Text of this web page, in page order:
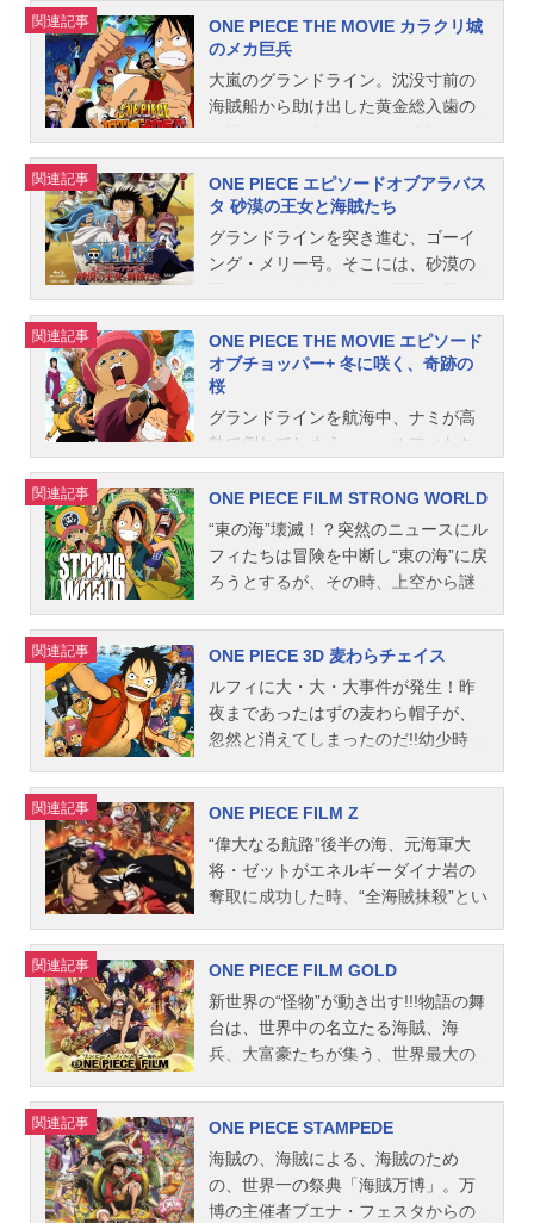
イン・作画監督：井上栄作美術監
督：芳野満雄製作担当：本間修アニ
メーション制作：東映アニメーショ
ン主題歌「Bel...
愛カラスケ：藤田淑子ハゲオウム：
青野武バトラー伯爵：江原正士ヘビ
ー総裁：関智一ホットドッグ将軍：
郷里大輔スタッフ原作：尾田栄一郎
載）監督：志水淳児企画：清水慎治
脚本：橋本裕志音楽：田中公平キャ
ラクターデザイン・作画監督：小泉
昇美術監督：吉池隆司 佐南...
ETHEMOVIEデッドエンドの冒険放
送形態劇場版アニメシリーズONEPIE
CEスケジュール2003年3月1日（土）
キャストモンキー・D・ルフィ：田中
ミ：岡村明美ウソップ：山口勝平サ
ンジ：平田広明トニートニー・チョ
ッパー：大谷育江ニコ・ロビン：山
口由里子シャンクス：池田秀一シュ
ライヤ：宮本充ビエラ：永井一郎ニ
石田太郎アナグマ：酒井美紀スタッ
フ原作：尾田栄一郎（集英社週刊
『少年ジャンプ』連載）監督：宇田
鋼之介企画：清水慎治脚本：菅良幸
音楽：田中公平 浜口史郎キャラク
伝説とは？ゾロが奪っていった宝玉
の力とは？そしてサガとゾロの関係
は？ 百年に一度訪れるという赤い
満月の夜、すべてが分かる!!!作品名O
版アニメシリーズONEPIECEスケジ
ュール2004年3月6日（土）キャスト
モンキー・D・ルフィ：田中真弓ロロ
ノア・ゾロ：中井和哉ロロノア・ゾ
ロ（幼少期）：浦和めぐみナミ：岡
平田広明トニートニー・チョッパ
ー：大谷育江ニコ・ロビン：山口由
里子トウマ：内博貴（NEWS）サ
ガ：中村獅童イザヤ：久本雅美スタ
ッフ原作：尾田栄一郎（集英社週刊
内和久企画：清水慎治脚本：菅良幸
音楽：田中公平 浜口史郎キャタク
ターデザイン・作画監督：小泉昇美
術監督：吉池隆司色彩設計：塚田劭
製作...
肩から花を咲かせたオマツリ男爵が
登場して、ルフィに言った。「秘密
の宝物をやろう。ただし、地獄の試
練を乗り越えられたらな！」この言
練--それは金魚すくいに輪投げに射的
といったお祭り気分満載の試練ばか
り。やがて男爵のクセモノ部下たち
にクルーが次々と消されてい
き・・・その先にある秘密の宝物と
く!!!作品名ONEPIECETHEMOVIEオ
マツリ男爵と秘密の島放送形態劇場
版アニメシリーズONEPIECEスケジ
ュール2005年3月5日（土）キャスト
モンキー・D・ルフィ：田中真弓ロロ
美ウソップ：山口勝平サンジ：平田
広明トニートニー・チョッパー：大
谷育江ニコ・ロビン：山口由里子オ
マツリ男爵：大塚明夫リリー・カー
ネーション：渡辺美佐ムチゴロウ：
ト：佐藤正治ケロデーク：八奈見乗
児ケロコ：山本圭子DJガッパ：池松
壮亮コテツ：綾小路翔（特別出演）
スタッフ原作：尾田栄一郎（集英社
「週刊少年ジャンプ」連載）監督：
関連記事
ONE PIECE THE MOVIE カラクリ城
のメカ巨兵
大嵐のグランドライン。沈没寸前の
海賊船から助け出した黄金総入歯の
たちはメカ島にある伝説の宝・金の
冠と引き換えを条件にローバを島へ
送り届けると、島の領主でローバの
息子・ラチェットが現れ、ローバを
強引に連れて帰ってしまった……。
を頼りにお宝探しを開始！島唄の謎
を解くたびに容赦なく襲い掛かる罠
の数々。それをくぐり抜け、お宝ま
であと一歩に迫ったルフィたちだっ
たが、驚天動地のカラクリ兵器が立
HEMOVIEカラクリ城のメカ巨兵放送
形態劇場版アニメシリーズONEPIEC
Eスケジュール2006年3月4日（土）
キャストモンキー・D・ルフィ：田中
真弓ロロノア・ゾロ：中井和哉ナ
ンジ：平田広明トニートニー・チョ
ッパー：伊倉一恵ニコ・ロビン：山
口由里子ドクター・ラチェット：稲
垣吾郎（SMAP）マジ将軍：加藤浩次
（極楽とんぼ）ホンキ大佐：山本圭
権造：青野武スタッフ原作：尾田栄
一郎（集英社週刊『少年ジャンプ』
連載）監督：宇田鋼之介企画：梅澤
淳稔脚本：伊藤正宏音楽：田中公
平 岩崎文紀キャラクターデザイ
関連記事
ONE PIECE エピソードオブアラバス
タ 砂漠の王女と海賊たち
グランドラインを突き進む、ゴーイ
ング・メリー号。そこには、砂漠の
女・ビビもいた。アラバスタ王国は
悪の秘密結社の暗躍により崩壊の危
機に面していたが、ビビは諸悪の根
源が国の英雄・クロコダイルだと知
ったのだ。一方、アラバスタでは、
と反乱軍との全面戦争が始まろうと
していた。ルフィたちは一刻も早く
ビビを国王のもとに送り届けようと
するが……果たしてルフィたちはク
ロコダイルの陰謀を砕き、砂漠の国
のか？作品名ONEPIECEエピソード
オブアラバスタ砂漠の王女と海賊た
ち放送形態劇場版アニメシリーズON
EPIECEスケジュール2007年3月3日
（土）キャストモンキー・D・ルフ
和哉ナミ：岡村明美ウソップ：山口
勝平サンジ：平田広明トニートニ
ー・チョッパー：大谷育江ネフェル
タリ・ビビ：渡辺美佐サー・クロコ
ダイル：大友龍三郎ミス・オールサ
子コーザ、ハグワール・D・サウロ：
草尾毅スタッフ原作：尾田栄一郎
（集英社週刊『少年ジャンプ』連
載）監督：今村隆寛企画：梅澤淳稔
脚本：上坂浩彦音楽：田中公平 浜
関連記事
ONE PIECE THE MOVIE エピソード
オブチョッパー+ 冬に咲く、奇跡の
桜
グランドラインを航海中、ナミが高
熱で倒れてしまう……。ルフィたち
が辿り着いたのは“冬島・ドラム王
国”。この国にいる唯一の医者、ドク
ターくれはのもと向かう途中、雪山
で倒れたルフィたちを発見したのは
心優しきトナカイ・チョッパー。目
を仲間にしようと追い回すが、国外
逃亡していたワポルが国を取り返す
べく、兄ムッシュールとともに総攻
撃をしかけてきた！ルフィはワポル
に怒りの拳を突き上げる！「何の覚
すな！！！」そして今、この島に奇
跡が起きる―。作品名ONEPIECETH
EMOVIEエピソードオブチョッパー
+冬に咲く、奇跡の桜放送形態劇場版
アニメシリーズONEPIECEスケジュ
ンキー・D・ルフィ：田中真弓ロロノ
ア・ゾロ：中井和哉ナミ：岡村明美
ウソップ：山口勝平サンジ：平田広
明トニートニー・チョッパー：大谷
育江ニコ・ロビン：山口由里子フラ
子Dr.ヒルルク：牛山茂ワポル：島田
敏ムッシュール：みのもんたスタッ
フ原作・企画協力：尾田栄一郎（集
英社週刊『少年ジャンプ』連載）監
督：志水淳児企画：柴田宏明脚本：
関連記事
ONE PIECE FILM STRONG WORLD
“東の海”壊滅！？突然のニュースにル
フィたちは冒険を中断し“東の海”に戻
ろうとするが、その時、上空から謎
実の能力者で伝説の海賊の“金獅子の
シキ”だ！彼はナミを連れ去り、ルフ
ィたち全員を空から地上へ振り落と
してしまう！バラバラになったルフ
ィたちが辿り着いた先は、見た事も
戦いを繰り広げる、空飛ぶ島々だっ
た―！いったい、麦わらの一味に何
が起こったのか！？シキの恐るべき
野望とは何なのか！！？ルフィたち
の運命を賭けた冒険が、今始まる
ONGWORLD放送形態劇場版アニメ
シリーズONEPIECEスケジュール200
9年12月12日（土）キャストモンキ
ー・D・ルフィ：田中真弓ロロノア・
ゾロ：中井和哉ナミ：岡村明美ウソ
ニートニー・チョッパー：大谷育江
ニコ・ロビン：山口由里子フランキ
ー：矢尾一樹ブルック：チョー金獅
子のシキ：竹中直人海賊キタジマ：
北島康介エバー：皆藤愛子スタッフ
関連記事
ONE PIECE 3D 麦わらチェイス
ルフィに大・大・大事件が発生！昨
夜まであったはずの麦わら帽子が、
忽然と消えてしまったのだ!!幼少時
ス”と約束を交わし預かった、命より
も大切な宝物。「海賊王におれはな
る！」と決意した日から、どんなピ
ンチに陥っても手放すことのなかっ
た麦わら帽子がない、ない、ない
ちは、ついに麦わら帽子をくわえた
大鷲を発見！一方、捜索の途中で漂
流船に遭遇したウソップとチョッパ
ー。そこで救出した老海賊・シュナ
イダーは、ルフィの麦わら帽子にま
空を自在に羽ばたく大鷲を追っ
て、“偉大なる航路《グランドライ
ン》”の危険地帯へ舵をとることにな
ったサウザンド・サニー号！そし
て、向かう先で待ち構える海軍基地!!
関連記事
ONE PIECE FILM Z
“偉大なる航路”後半の海、元海軍大
将・ゼットがエネルギーダイナ岩の
奪取に成功した時、“全海賊抹殺”とい
世界”を快調に突き進む“麦わらの一
味”。ルフィ達は傷だらけのゼットを
介抱するが、ゼットはルフィ達に襲
い掛かり、仲間は敵の能力に侵され
てしまう。そんな中、更に襲い掛か
離れながらも、ひそかに一味の動向
を追う青キジ。ルフィ達は、やが
て“新世界”の運命を賭けた戦いへと臨
む！今、史上かつてない死闘が繰り
広げられようとしていた…。作品名O
関連記事
ONE PIECE FILM GOLD
新世界の“怪物”が動き出す!!!物語の舞
台は、世界中の名立たる海賊、海
兵、大富豪たちが集う、世界最大の
ン・テゾーロ”。そこでルフィたちの
前に現れたのは、金の力で世界政府
ですら容易く動かし、天竜人をも懐
柔する絶対的な権力を持つ“黄金帝”ギ
ルド・テゾーロ。豪華絢爛な街の裏
関連記事
ONE PIECE STAMPEDE
海賊の、海賊による、海賊のため
の、世界一の祭典「海賊万博」。万
博の主催者ブエナ・フェスタからの